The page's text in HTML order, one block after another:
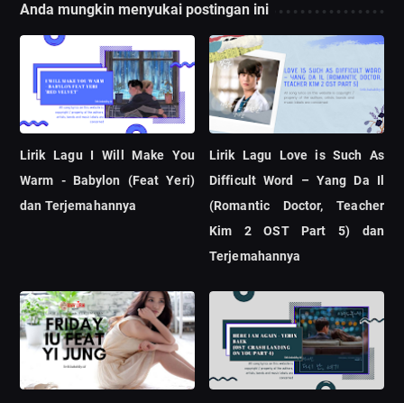
Anda mungkin menyukai postingan ini
Lirik Lagu I Will Make You
Warm - Babylon (Feat Yeri)
dan Terjemahannya
Lirik Lagu Love is Such As
Difficult Word – Yang Da Il
(Romantic Doctor, Teacher
Kim 2 OST Part 5) dan
Terjemahannya